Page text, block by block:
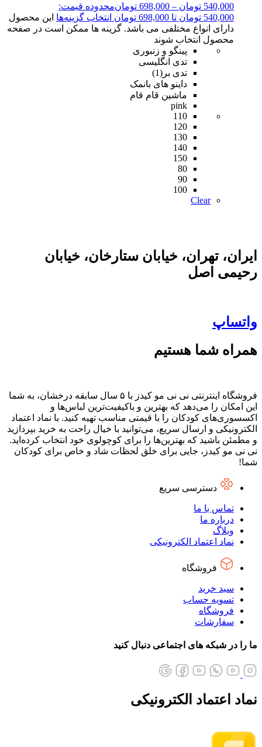
540,000 تومان –
698,000 تومانمحدوده قیمت:
540,000 تومان تا 698,000 تومان
انتخاب گزینه‌ها این محصول
دارای انواع مختلفی می باشد. گزینه ها ممکن است در صفحه
محصول انتخاب شوند
پینگو و زنبوری
تدی انگلیسی
تدی بر(1)
داینو های بانمک
ماشین قام قام
pink
110
120
130
140
150
80
90
100
Clear
ایران، تهران، خیابان ستارخان، خیابان
رحیمی اصل
واتساپ
همراه شما هستیم
فروشگاه اینترنتی نی نی مو کیدز با ۵ سال سابقه درخشان، به شما
این امکان را می‌دهد که بهترین و باکیفیت‌ترین لباس‌ها و
اکسسوری‌های کودکان را با قیمتی مناسب تهیه کنید. با نماد اعتماد
الکترونیکی و ارسال سریع، می‌توانید با خیال راحت به خرید بپردازید
و مطمئن باشید که بهترین‌ها را برای کوچولوی خود انتخاب کرده‌اید.
نی نی مو کیدز، جایی برای خلق لحظات شاد و خاص برای کودکان
شما!
دسترسی سریع
تماس با ما
درباره ما
وبلاگ
نماد اعتماد الکترونیکی
فروشگاه
سبد خرید
تسویه حساب
فروشگاه
سفارشات
ما را در شبکه های اجتماعی دنبال کنید
نماد اعتماد الکترونیکی